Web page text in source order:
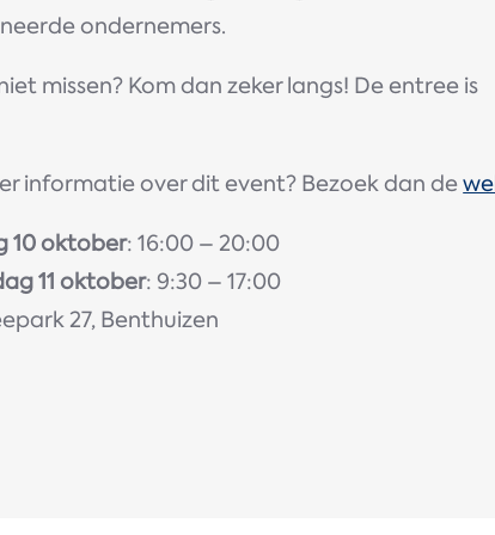
ondernemers.
missen? Kom dan zeker langs! De entree is
informatie over dit event? Bezoek dan de
10 oktober: 16:00 – 20:00
11 oktober: 9:30 – 17:00
27, Benthuizen